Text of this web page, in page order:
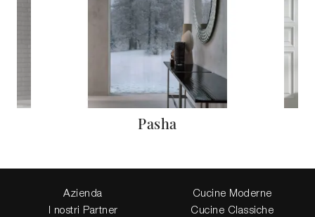
Pasha
Azienda
I nostri Partner
Cucine Moderne
Cucine Classiche